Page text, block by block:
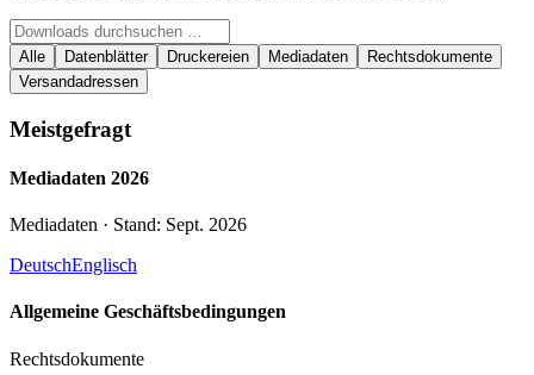
Alle Datenblätter Druckereien Mediadaten
Rechtsdokumente
Versandadressen
Meistgefragt
Mediadaten 2026
Mediadaten · Stand: Sept. 2026
DeutschEnglisch
Allgemeine Geschäftsbedingungen
Rechtsdokumente